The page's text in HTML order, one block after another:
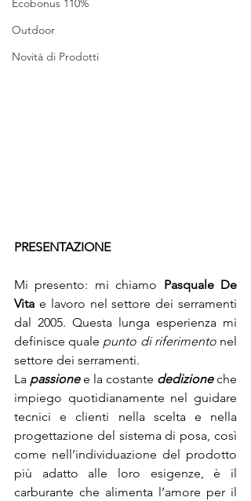
Ecobonus 110%
Outdoor
Novità di Prodotti
PRESENTAZIONE
Mi presento: mi chiamo Pasquale De
Vita e lavoro nel settore dei serramenti
dal 2005. Questa lunga esperienza mi
definisce quale punto di riferimento nel
settore dei serramenti.
La passione e la costante dedizione che
impiego quotidianamente nel guidare
tecnici e clienti nella scelta e nella
progettazione del sistema di posa, così
come nell’individuazione del prodotto
più adatto alle loro esigenze, è il
carburante che alimenta l’amore per il